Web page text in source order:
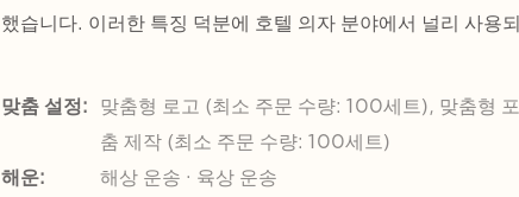
했습니다. 이러한 특징 덕분에 호텔 의자 분야에서 널리 사용
맞춤 설정: 맞춤형 로고 (최소 주문 수량: 100세트), 맞춤형
춤 제작 (최소 주문 수량: 100세트)
해운:
해상 운송 · 육상 운송